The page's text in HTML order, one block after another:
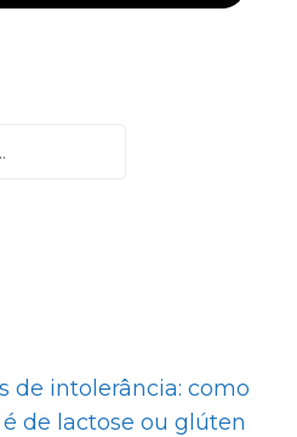
de intolerância: como
é de lactose ou glúten